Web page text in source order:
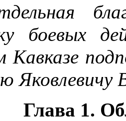
боевых
Кавказе
Яковлевичу
Глава 1. О